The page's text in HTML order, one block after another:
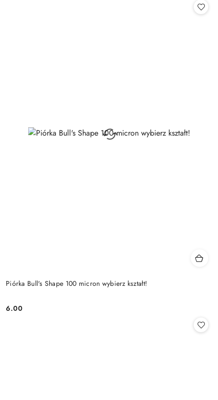
Piórka Bull's Shape 100 micron wybierz kształt!
Cena:
6.00